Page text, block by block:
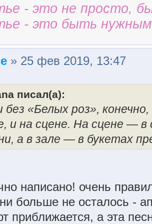
- это не просто,
- это быть
» 25 фев 2019, 13:47
писал(а):
без «Белых роз»,
и на сцене. На сцене —
а в зале — в букетах
написано! очень
больше не осталось -
приближается, а эта